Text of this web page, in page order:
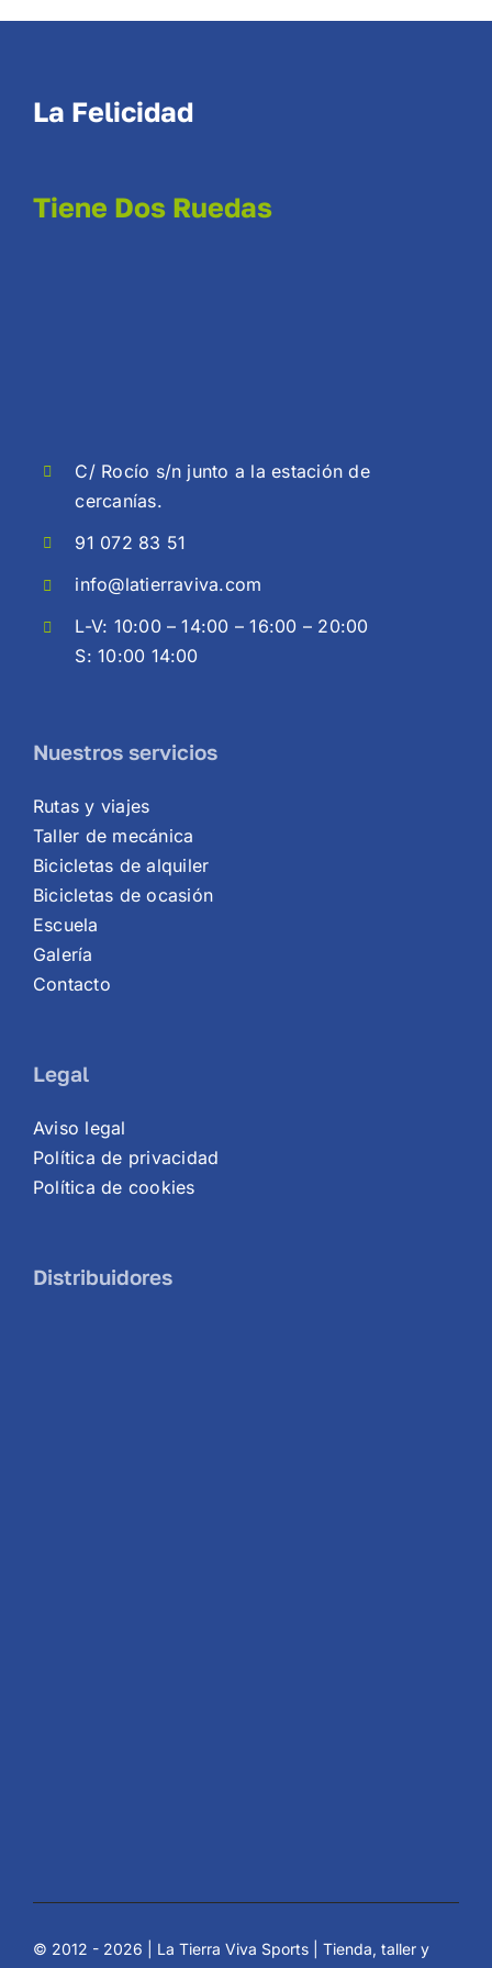
La Felicidad
Tiene Dos Ruedas
C/ Rocío s/n junto a la estación de
cercanías.
91 072 83 51
info@latierraviva.com
L-V: 10:00 – 14:00 – 16:00 – 20:00
S: 10:00 14:00
Nuestros servicios
Rutas y viajes
Taller de mecánica
Bicicletas de alquiler
Bicicletas de ocasión
Escuela
Galería
Contacto
Legal
Aviso legal
Política de privacidad
Política de cookies
Distribuidores
© 2012 - 2026 | La Tierra Viva Sports | Tienda, taller y